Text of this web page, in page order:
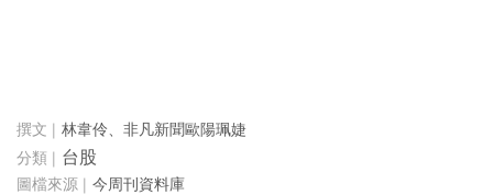
林韋伶、非凡新聞歐陽珮婕
台股
今周刊資料庫